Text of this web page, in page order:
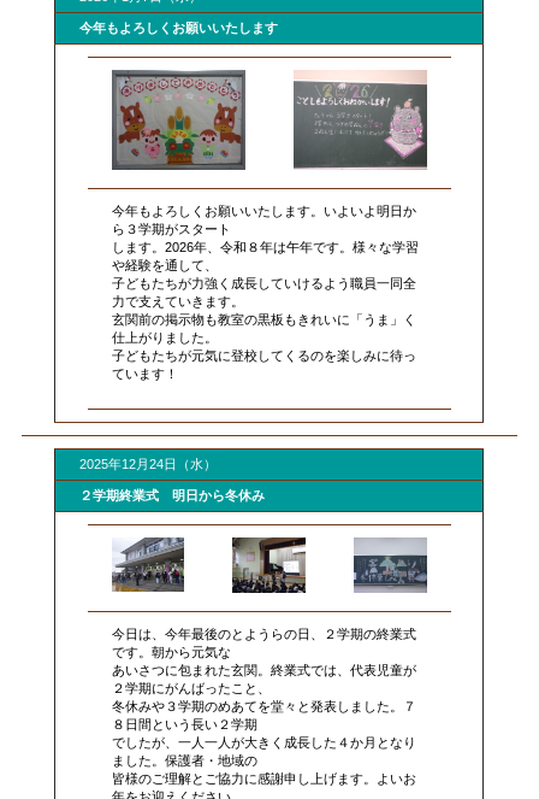
今年もよろしくお願いいたします
今年もよろしくお願いいたします。いよいよ明日か
ら３学期がスタート
します。2026年、令和８年は午年です。様々な学習
や経験を通して、
子どもたちが力強く成長していけるよう職員一同全
力で支えていきます。
玄関前の掲示物も教室の黒板もきれいに「うま」く
仕上がりました。
子どもたちが元気に登校してくるのを楽しみに待っ
ています！
2025年12月24日（水）
２学期終業式 明日から冬休み
今日は、今年最後のとようらの日、２学期の終業式
です。朝から元気な
あいさつに包まれた玄関。終業式では、代表児童が
２学期にがんばったこと、
冬休みや３学期のめあてを堂々と発表しました。７
８日間という長い２学期
でしたが、一人一人が大きく成長した４か月となり
ました。保護者・地域の
皆様のご理解とご協力に感謝申し上げます。よいお
年をお迎えください。